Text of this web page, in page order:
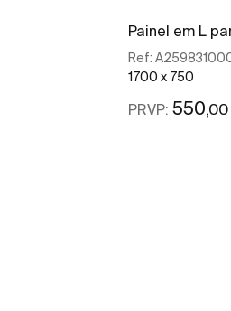
Painel em L
Ref:
1700 x 750
PRVP: 550